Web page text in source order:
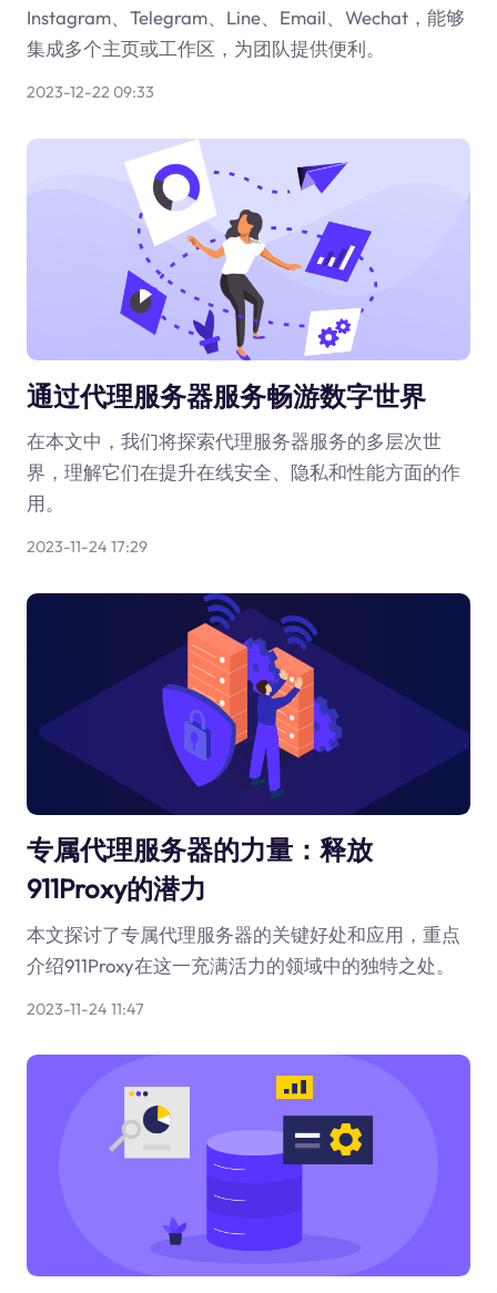
Instagram、Telegram、Line、Email、Wechat，能够
集成多个主页或工作区，为团队提供便利。
2023-12-22 09:33
通过代理服务器服务畅游数字世界
在本文中，我们将探索代理服务器服务的多层次世
界，理解它们在提升在线安全、隐私和性能方面的作
用。
2023-11-24 17:29
专属代理服务器的力量：释放
911Proxy的潜力
本文探讨了专属代理服务器的关键好处和应用，重点
介绍911Proxy在这一充满活力的领域中的独特之处。
2023-11-24 11:47